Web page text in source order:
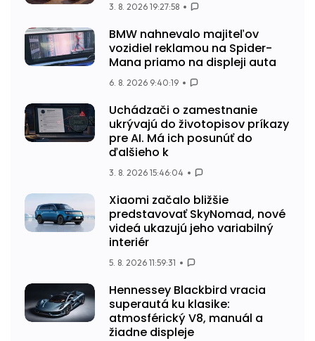
3. 8. 2026 19:27:58
BMW nahnevalo majiteľov
vozidiel reklamou na Spider-
Mana priamo na displeji auta
6. 8. 2026 9:40:19
Uchádzači o zamestnanie
ukrývajú do životopisov príkazy
pre AI. Má ich posunúť do
ďalšieho k
3. 8. 2026 15:46:04
Xiaomi začalo bližšie
predstavovať SkyNomad, nové
videá ukazujú jeho variabilný
interiér
5. 8. 2026 11:59:31
Hennessey Blackbird vracia
superautá ku klasike:
atmosférický V8, manuál a
žiadne displeje